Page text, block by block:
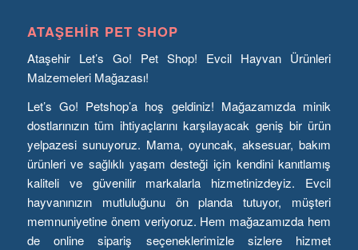
ATAŞEHIR PET SHOP
Ataşehir Let’s Go! Pet Shop! Evcil Hayvan Ürünleri
Malzemeleri Mağazası!
Let’s Go! Petshop’a hoş geldiniz! Mağazamızda minik
dostlarınızın tüm ihtiyaçlarını karşılayacak geniş bir ürün
yelpazesi sunuyoruz. Mama, oyuncak, aksesuar, bakım
ürünleri ve sağlıklı yaşam desteği için kendini kanıtlamış
kaliteli ve güvenilir markalarla hizmetinizdeyiz. Evcil
hayvanınızın mutluluğunu ön planda tutuyor, müşteri
memnuniyetine önem veriyoruz. Hem mağazamızda hem
de online sipariş seçeneklerimizle sizlere hizmet